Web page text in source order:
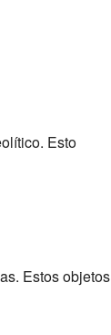
Esto
Estos objetos